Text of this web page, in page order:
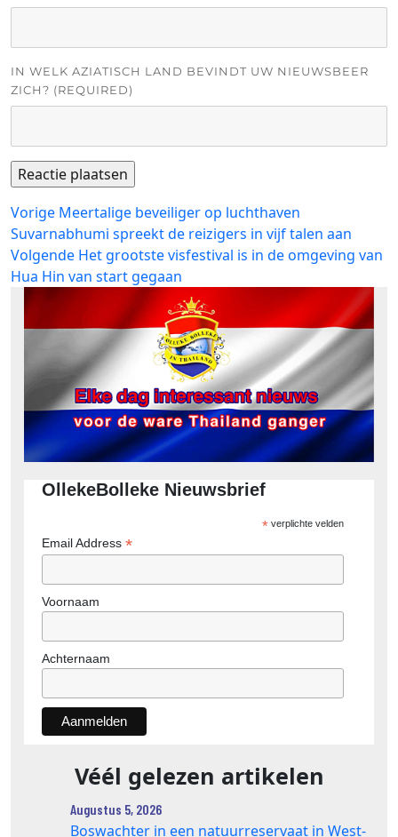
IN WELK AZIATISCH LAND BEVINDT UW NIEUWSBEER
ZICH? (REQUIRED)
Bericht
navigatie
Vorige Vorig
bericht:
Meertalige beveiliger op luchthaven
Suvarnabhumi spreekt de reizigers in vijf talen aan
Volgende Volgend
bericht:
Het grootste visfestival is in de omgeving van
Hua Hin van start gegaan
OllekeBolleke Nieuwsbrief
*verplichte velden
Email Address *
Voornaam
Achternaam
Véél gelezen artikelen
Augustus 5, 2026
Boswachter in een natuurreservaat in West-